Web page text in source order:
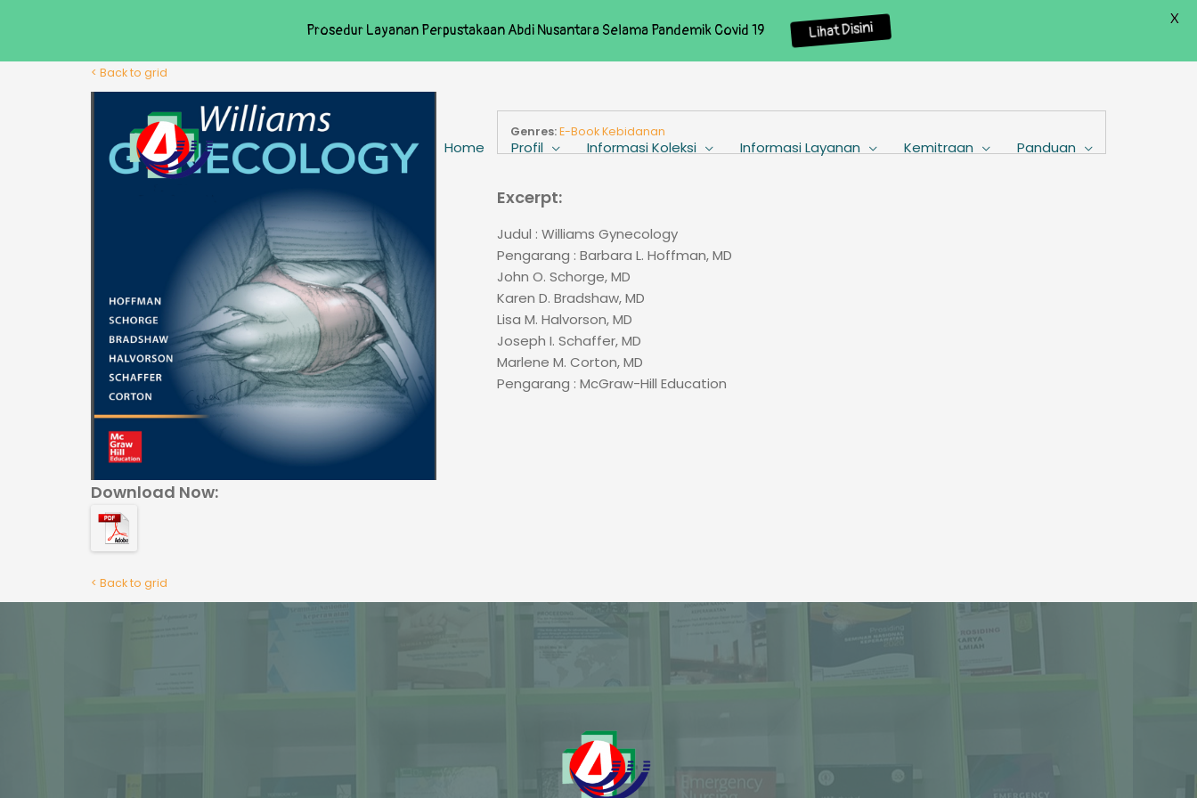
Home Profil Informasi Koleksi Informasi Layanan Kemitraan Panduan
< Back to grid
Download Now:
Genres:E-Book Kebidanan
Excerpt:
Judul : Williams Gynecology
Pengarang : Barbara L. Hoffman, MD
John O. Schorge, MD
Karen D. Bradshaw, MD
Lisa M. Halvorson, MD
Joseph I. Schaffer, MD
Marlene M. Corton, MD
Pengarang : McGraw-Hill Education
< Back to grid
Prosedur Layanan Perpustakaan Abdi Nusantara Selama Pandemik Covid 19 Lihat Disini
X